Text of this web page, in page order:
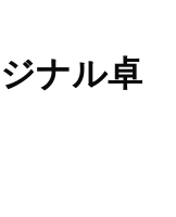
ナル卓